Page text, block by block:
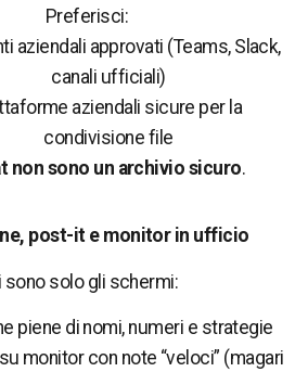
Preferisci:
aziendali approvati (Teams, Slack,
canali ufficiali)
aziendali sicure per la
condivisione file
non sono un archivio sicuro.
post-it e monitor in ufficio
sono solo gli schermi:
piene di nomi, numeri e strategie
monitor con note “veloci” (magari